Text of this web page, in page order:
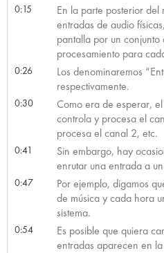
0:15
En la parte posterior
entradas de audio
pantalla por un
procesamiento para
0:26
Los denominaremos
respectivamente.
0:30
Como era de esperar,
controla y procesa el
procesa el canal 2, etc.
0:41
Sin embargo, hay
enrutar una entrada a
0:47
Por ejemplo, digamos
de música y cada hora
sistema.
0:54
Es posible que quiera
entradas aparecen en